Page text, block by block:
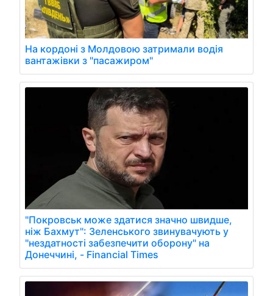
На кордоні з Молдовою затримали водія
вантажівки з "пасажиром"
"Покровськ може здатися значно швидше,
ніж Бахмут": Зеленського звинувачують у
"нездатності забезпечити оборону" на
Донеччині, - Financial Times